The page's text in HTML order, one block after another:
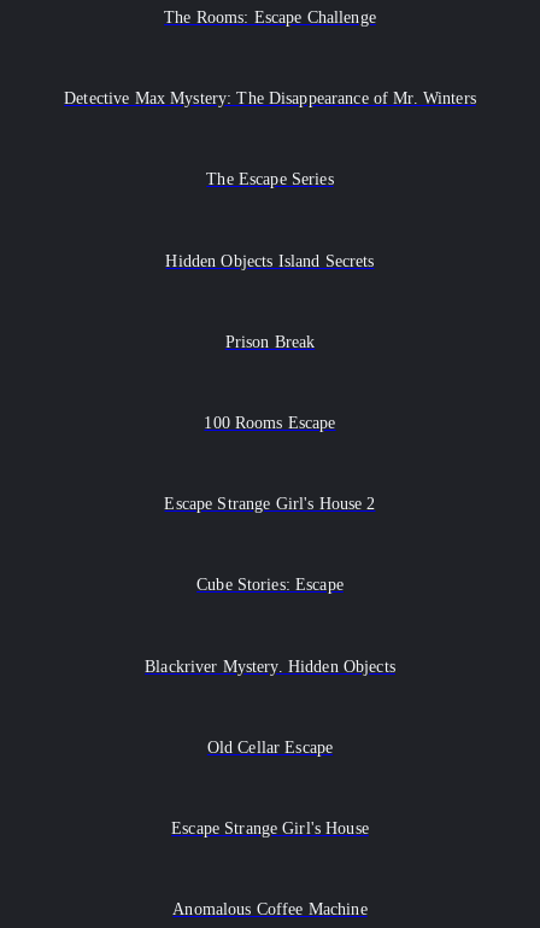
The Rooms: Escape Challenge
Detective Max Mystery: The Disappearance of Mr. Winters
The Escape Series
Hidden Objects Island Secrets
Prison Break
100 Rooms Escape
Escape Strange Girl's House 2
Cube Stories: Escape
Blackriver Mystery. Hidden Objects
Old Cellar Escape
Escape Strange Girl's House
Anomalous Coffee Machine